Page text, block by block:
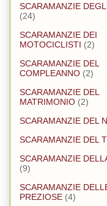
SCARAMANZIE
(24)
SCARAMANZIE DEI
MOTOCICLISTI (2)
SCARAMANZIE DEL
COMPLEANNO (2)
SCARAMANZIE DEL
MATRIMONIO (2)
SCARAMANZIE DEL
SCARAMANZIE DEL
SCARAMANZIE
(9)
SCARAMANZIE
PREZIOSE (4)